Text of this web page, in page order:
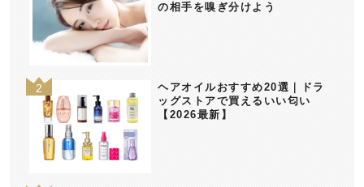
の相手を嗅ぎ分けよう
ヘアオイルおすすめ20選｜ドラ
ッグストアで買えるいい匂い
【2026最新】